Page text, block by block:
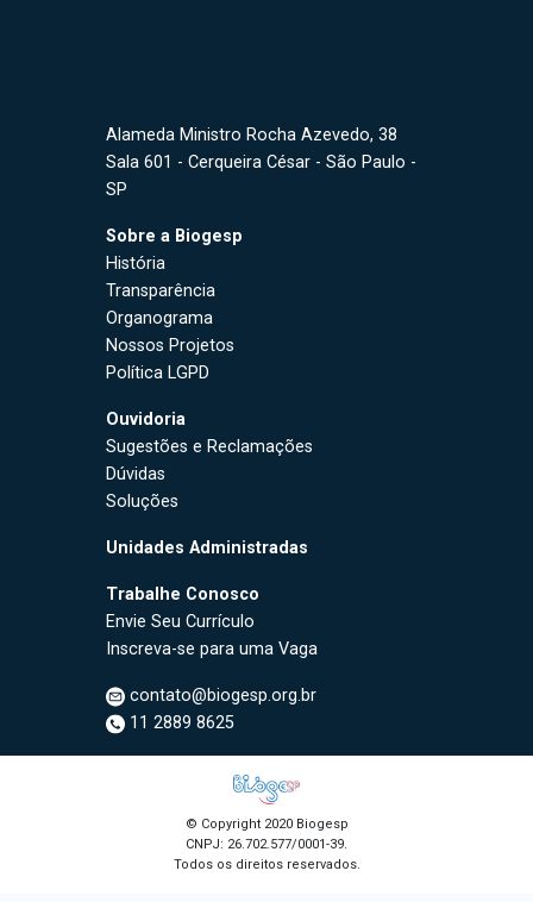
Alameda Ministro Rocha Azevedo, 38
Sala 601 - Cerqueira César - São Paulo -
SP
Sobre a Biogesp
História
Transparência
Organograma
Nossos Projetos
Política LGPD
Ouvidoria
Sugestões e Reclamações
Dúvidas
Soluções
Unidades Administradas
Trabalhe Conosco
Envie Seu Currículo
Inscreva-se para uma Vaga
contato@biogesp.org.br
11 2889 8625
© Copyright 2020 Biogesp
CNPJ: 26.702.577/0001-39.
Todos os direitos reservados.